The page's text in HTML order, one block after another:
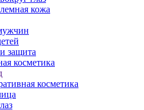
кожа
защита
косметика
косметика